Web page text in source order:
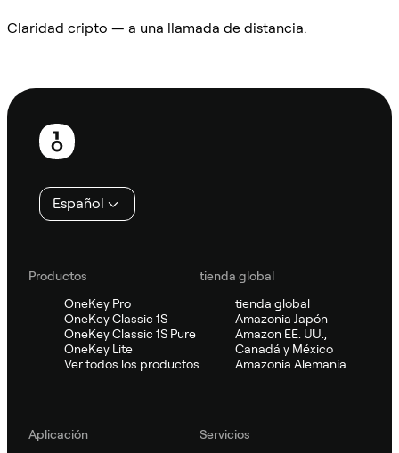
Claridad cripto — a una llamada de distancia.
Pie
página
Español
Productos
OneKey Pro
OneKey Classic 1S
OneKey Classic 1S Pure
OneKey Lite
Ver todos los productos
tienda global
tienda global
Amazonia Japón
Amazon EE. UU.,
Canadá y México
Amazonia Alemania
Aplicación
Servicios